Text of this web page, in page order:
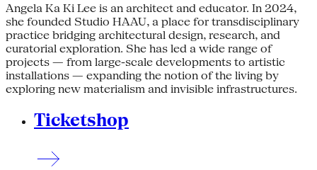
Angela Ka Ki Lee is an architect and educator. In 2024,
she founded Studio HAAU, a place for transdisciplinary
practice bridging architectural design, research, and
curatorial exploration. She has led a wide range of
projects — from large-scale developments to artistic
installations — expanding the notion of the living by
exploring new materialism and invisible infrastructures.
Ticketshop